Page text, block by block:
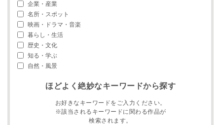
企業・産業
名所・スポット
映画・ドラマ・音楽
暮らし・生活
歴史・文化
知る・学ぶ
自然・風景
ほどよく絶妙なキーワードから探す
お好きなキーワードをご入力ください。
※該当されるキーワードに関わる作品が
検索されます。